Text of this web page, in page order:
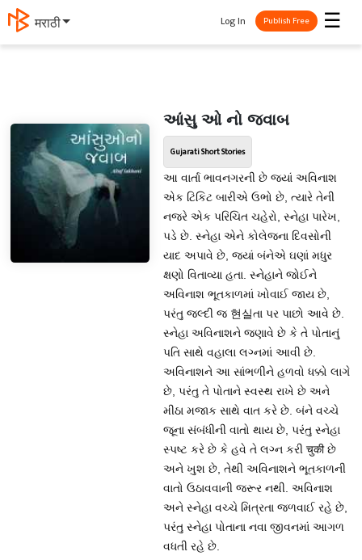
मराठी ☰
Log In Publish Free
આંસુ ઓ નો જવાબ
Gujarati Short Stories
આ વાર્તા ભાવનગરની છે જ્યાં અવિનાશ
એક ટિકિટ બારીએ ઉભો છે, ત્યારે તેની
નજરે એક પરિચિત ચહેરો, સ્નેહા પારેખ,
પડે છે. સ્નેહા એને કોલેજના દિવસોની
યાદ અપાવે છે, જ્યાં બંનેએ ઘણાં મધુર
ક્ષણો વિતાવ્યા હતા. સ્નેહાને જોઈને
અવિનાશ ભૂતકાળમાં ખોવાઈ જાય છે,
પરંતુ જલ્દી જ 현실તા પર પાછો આવે છે.
સ્નેહા અવિનાશને જણાવે છે કે તે પોતાનું
પતિ સાથે વહાલા લગ્નમાં આવી છે.
અવિનાશને આ સાંભળીને હળવો ધક્કો લાગે
છે, પરંતુ તે પોતાને સ્વસ્થ રાખે છે અને
મીઠા મજાક સાથે વાત કરે છે. બંને વચ્ચે
જૂના સંબંધીની વાતો થાય છે, પરંતુ સ્નેહા
સ્પષ્ટ કરે છે કે હવે તે લગ્ન કરી चुकी છે
અને ખુશ છે, તેથી અવિનાશને ભૂતકાળની
વાતો ઉઠાવવાની જરૂર નથી. અવિનાશ
અને સ્નેહા વચ્ચે મિત્રતા જળવાઈ રહે છે,
પરંતુ સ્નેહા પોતાના નવા જીવનમાં આગળ
વધતી રહે છે.